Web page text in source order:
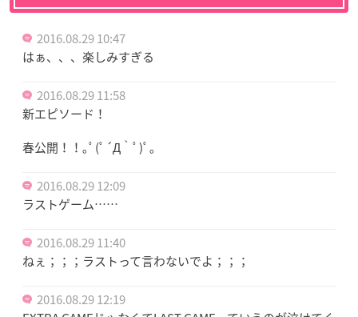
2016.08.29 10:47
はぁ、、、楽しみすぎる
2016.08.29 11:58
新エピソード！
春公開！！｡ﾟ(ﾟ´Д｀ﾟ)ﾟ｡
2016.08.29 12:09
ラストゲーム……
2016.08.29 11:40
ねぇ；；；ラストって言わないでよ；；；
2016.08.29 12:19